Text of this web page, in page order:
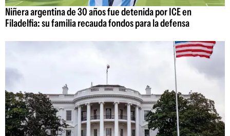
Niñera argentina de 30 años fue detenida por ICE en
Filadelfia: su familia recauda fondos para la defensa